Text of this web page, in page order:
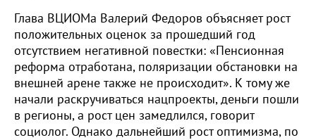
Глава ВЦИОМа Валерий Федоров объясняет рост
положительных оценок за прошедший год
отсутствием негативной повестки: «Пенсионная
реформа отработана, поляризации обстановки на
внешней арене также не происходит». К тому же
начали раскручиваться нацпроекты, деньги пошли
в регионы, а рост цен замедлился, говорит
социолог. Однако дальнейший рост оптимизма, по